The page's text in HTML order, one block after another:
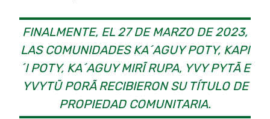
FINALMENTE, EL 27 DE MARZO DE 2023,
LAS COMUNIDADES KA´AGUY POTY, KAPI
´I POTY, KA´AGUY MIRĨ RUPA, YVY PYTÃ E
YVYTŨ PORÃ RECIBIERON SU TÍTULO DE
PROPIEDAD COMUNITARIA.